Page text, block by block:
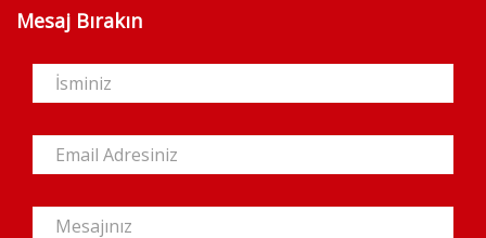
Mesaj Bırakın